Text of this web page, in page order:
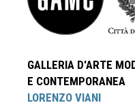
GALLERIA D'ARTE
E CONTEMPORANEA
LORENZO VIANI